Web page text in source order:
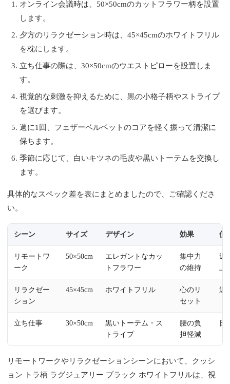
オンライン会議時は、50×50cmのカットフラワー柄を設置
します。
夕方のリラクゼーション時は、45×45cmのホワイトフリル
を枕にします。
立ち仕事の際は、30×50cmのウエストピローを設置しま
す。
視覚的な刺激を抑えるために、黒の小格子柄やストライプ
を選びます。
週に1回、フェザーベルベットのコアを軽く振って清潔に
保ちます。
季節に応じて、白いキツネの毛皮や黒いトーテムを交換し
ます。
具体的なスペック差を表にまとめましたので、ご確認くださ
い。
シーン サイズ デザイン 効果 使
リモートワ
ーク
50×50cm
エレガントなカッ
トフラワー
集中力
の維持
週
上
リラクゼー
ション
45×45cm ホワイトフリル
心のリ
セット
週
立ち仕事 30×50cm
黒いトーテム・ス
トライプ
腰の負
担軽減
日
リモートワークやリラクゼーションシーンにおいて、クッシ
ョン トラ柄 ラグジュアリー ブラック ホワイトフリルは、視